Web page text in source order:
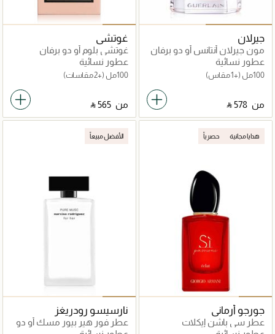
جيرلان
مون جيرلان أنتانس أو دو برفان
عطور نسائية
100مل (+1 مقاس)
من ‎ ⃁ ⁦578⁩ ‎
غوتشي
غوتشي بلوم أو دو برفان
عطور نسائية
100مل (+2 مقاسات)
من ‎ ⃁ ⁦565⁩ ‎
هدايا مجانية حصرياً
جورجو أرماني
عطر سي باشن إيكلات
الأفضل مبيعاً
نارسيسو رودريغز
عطر فور هير بيور مسك أو دو